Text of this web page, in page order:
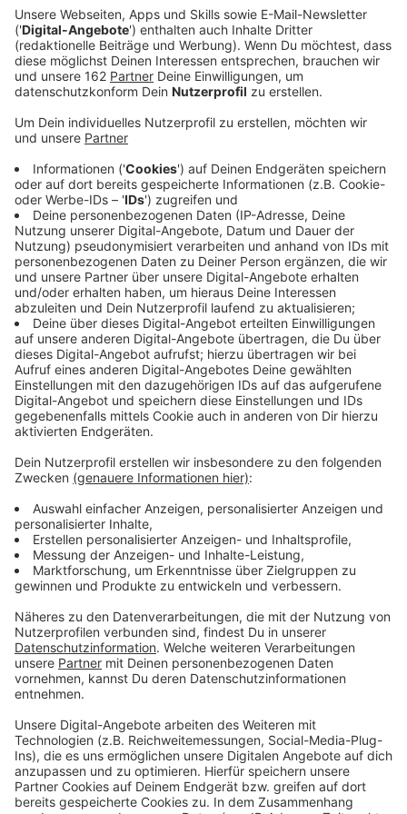
Anzeige
Tolkien-Tage. Die Veranstalter rechnen mit rund
können sie auf dem Gelände in Geldern-Pont in die
Welt von Mittelerde eintauchen. Geboten werden
ihnen etwa mittelalterliches Lagerleben, Kino, Musik
und Vorträge. Für heute und morgen gibt es auch noch
einige wenige Tickets. Das Wochenende ist schon
ausverkauft. Die Organisatoren bitten deshalb,
Samstag und Sonntag auch nicht ohne Vorab-Ticket
anzureisen.
Anzeige
Noch immer wird eine dauerhafte Bleibe
gesucht
Anzeige
Für das Großevent rund um den "Herr der Ringe"-Autor
werden jedes Jahr wieder aufwändige Kulissen
aufgebaut. Danach verschwinden sie wieder, weil das
Gelände landwirtschaftlich genutzt wird. Genau das
möchte die Deutsche Tolkien Gesellschaft gerne
ändern. Sie sucht noch immer nach einem dauerhaften
Standort im Raum Geldern, in dem Kulissen und Lager
bleiben können. Der Platz muss für Bühnen, Zelte,
Lager und Parkflächen reichen. Im Idealfall umfasst
das Areal 11 bis 20 Hektar mit Waldfläche und freiem
Gelände.Hier gibt es weitere Infos.
Anzeige